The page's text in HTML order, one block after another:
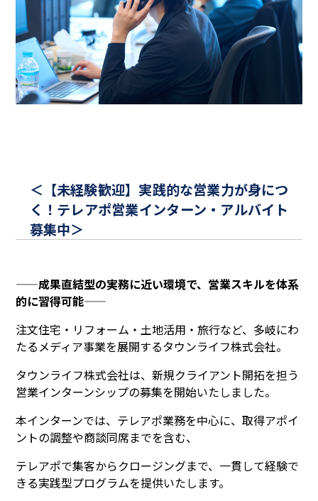
＜【未経験歓迎】実践的な営業力が身につ
く！テレアポ営業インターン・アルバイト
募集中＞
——成果直結型の実務に近い環境で、 営業スキルを体系
的に習得可能——
注文住宅・リフォーム・土地活用・旅行など、多岐にわ
たるメディア事業を展開するタウンライフ株式会社。
タウンライフ株式会社は、新規クライアント開拓を担う
営業インターンシップの募集を開始いたしました。
本インターンでは、テレアポ業務を中心に、取得アポイ
ントの調整や商談同席までを含む、
テレアポで集客からクロージングまで、一貫して経験で
きる実践型プログラムを提供いたします。